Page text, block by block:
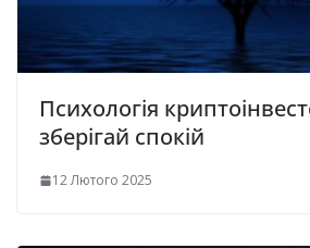
Психологія
зберігай спокій
12 Лютого 2025